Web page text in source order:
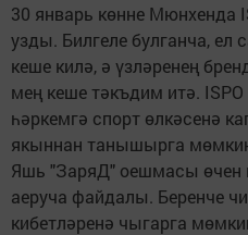
30 январь көнне Мюнхенда
узды. Билгеле булганча, ел
кеше килә, ә үзләренең
мең кеше тәкъдим итә. ISPO
һәркемгә спорт өлкәсенә
якыннан танышырга
Яшь "ЗаряД" оешмасы өчен
аеруча файдалы. Беренче
кибетләренә чыгарга